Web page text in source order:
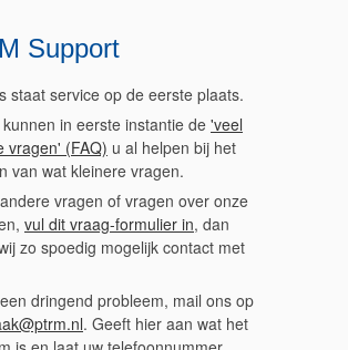
Support
staat service op de eerste plaats.
in eerste instantie de 'veel
vragen' (FAQ) u al helpen bij het
van wat kleinere vragen.
vragen of vragen over onze
vul dit vraag-formulier in, dan
zo spoedig mogelijk contact met
dringend probleem, mail ons op
. Geeft hier aan wat het